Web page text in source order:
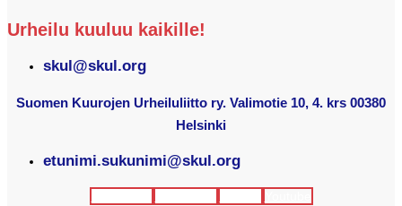
Urheilu kuuluu kaikille!
skul@skul.org
Suomen Kuurojen Urheiluliitto ry. Valimotie 10, 4. krs 00380
Helsinki
etunimi.sukunimi@skul.org